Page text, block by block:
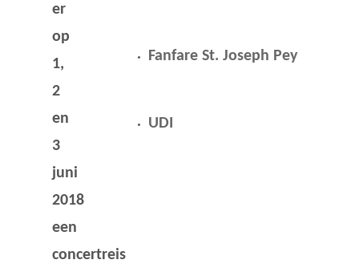
er
op
1,
2
en
3
juni
2018
een
concertreis
Fanfare St. Joseph Pey
UDI